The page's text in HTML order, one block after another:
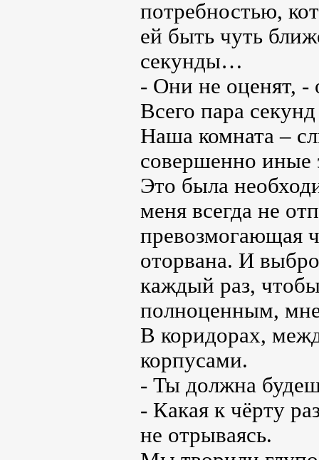
потребностью,
ей быть чуть
секунды…
- Они не оценят, -
Всего пара
Наша комната –
совершенно иные
Это была
меня всегда не
превозмогающая
оторвана. И
каждый раз,
полноценным, мне
В коридорах,
корпусами.
- Ты должна
- Какая к чёрту
не отрываясь.